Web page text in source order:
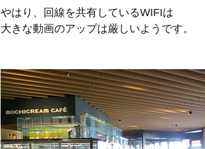
やはり、回線を共有しているWIFIは
大きな動画のアップは厳しいようです。